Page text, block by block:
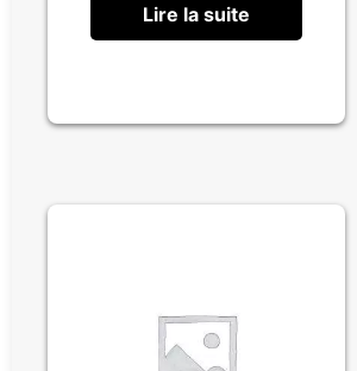
Lire la suite